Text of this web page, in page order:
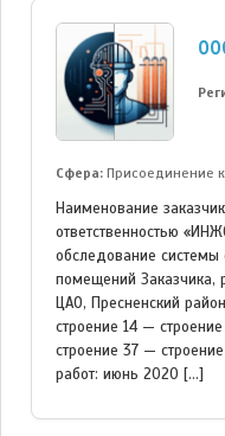
Сфера: Присоединение
Наименование
ответственностью
обследование системы
помещений Заказчика,
ЦАО, Пресненский
строение 14 —
строение 37 —
работ: июнь 2020 […]